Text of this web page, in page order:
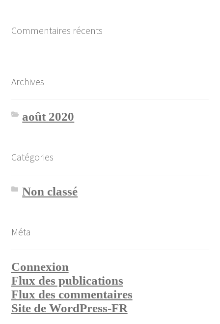
Commentaires récents
Archives
août 2020
Catégories
Non classé
Méta
Connexion
Flux des publications
Flux des commentaires
Site de WordPress-FR